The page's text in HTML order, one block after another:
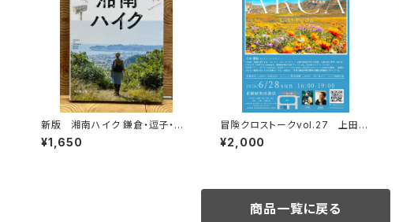
新版 湘南ハイク 鎌倉・逗子・葉
山・横須賀・三浦の山と海歩き
¥1,650
冒険クロストークvol.27 上田優
紀「この星の物語を撮る」録画視聴
権
¥2,000
商品一覧に戻る